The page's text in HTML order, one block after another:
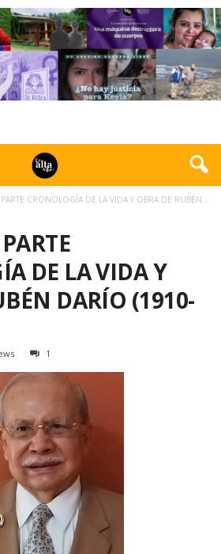
CRONOLOGÍA DE LA VIDA Y OBRA DE RUBÉN...
DE LA VIDA Y
DARÍO (1910-
1